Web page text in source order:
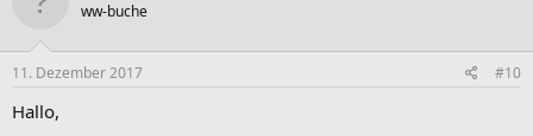
ww-buche
11. Dezember 2017 #10
Hallo,